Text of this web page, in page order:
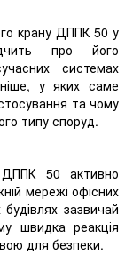
крану ДППК 50 у
про його
системах
у яких саме
та чому
типу споруд.
50 активно
мережі офісних
зазвичай
швидка реакція
для безпеки.